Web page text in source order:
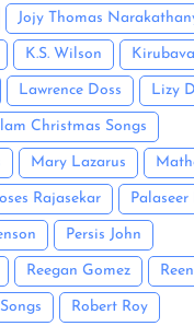
Jojy Thomas
K.S. Wilson
Lawrence Doss Lizy
Christmas Songs
Mary Lazarus
Rajasekar
Persis John
Reegan Gomez
Robert Roy